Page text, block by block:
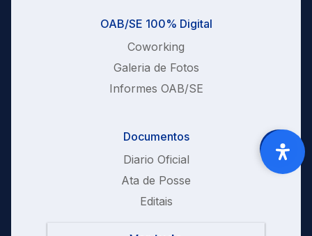
OAB/SE 100% Digital
Coworking
Galeria de Fotos
Informes OAB/SE
Documentos
Diario Oficial
Ata de Posse
Editais